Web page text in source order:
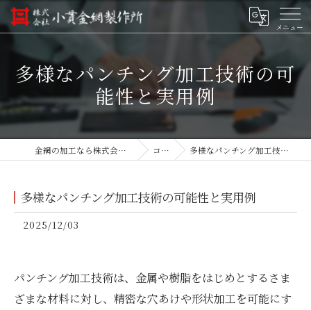
多様なパンチング加工技術の可
能性と実用例
金網の加工なら株式会社小貫金網製作所 コラム 多様なパンチング加工技術の可能性と実用例
多様なパンチング加工技術の可能性と実用例
2025/12/03
パンチング加工技術は、金属や樹脂をはじめとするさま
ざまな材料に対し、精密な穴あけや形状加工を可能にす